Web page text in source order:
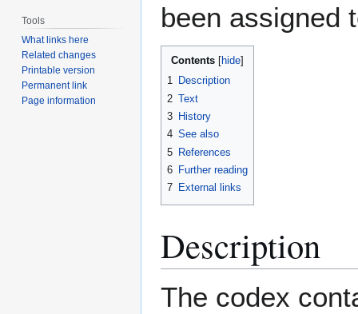
been assigned
Contents
1 Description
2 Text
3 History
4 See also
5 References
6 Further reading
7 External links
Description
The codex
Tools
What links here
Related changes
Printable version
Permanent link
Page information